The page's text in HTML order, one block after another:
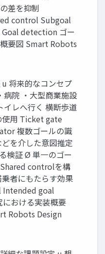
差を抑制
control Subgoal
detection ゴー
要図 Smart Robots
将来的なコンセプ
病院 ・⼤型商業施設
イレへ⾏く 横断歩道
使⽤ Ticket gate
複数ゴールの識
を介した意図推定
検証 Ø 単⼀のゴー
controlを構
者にもたらす効果
Intended goal
おける実装概要
Robots Design